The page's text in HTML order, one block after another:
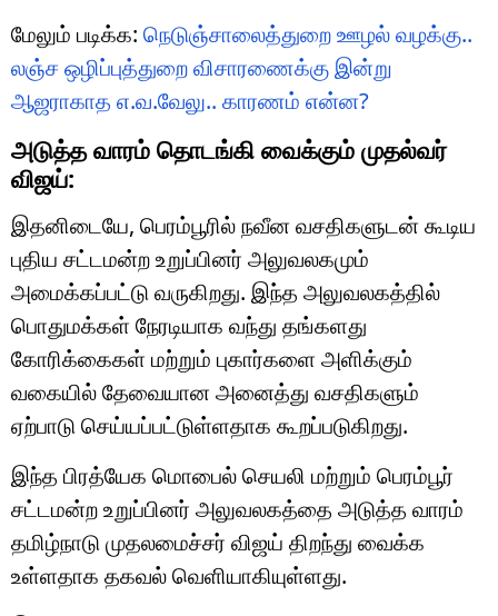
மேலும் படிக்க: நெடுஞ்சாலைத்துறை ஊழல் வழக்கு..
லஞ்ச ஒழிப்புத்துறை விசாரணைக்கு இன்று
ஆஜராகாத எ.வ.வேலு.. காரணம் என்ன?
அடுத்த வாரம் தொடங்கி வைக்கும் முதல்வர்
விஜய்:
இதனிடையே, பெரம்பூரில் நவீன வசதிகளுடன் கூடிய
புதிய சட்டமன்ற உறுப்பினர் அலுவலகமும்
அமைக்கப்பட்டு வருகிறது. இந்த அலுவலகத்தில்
பொதுமக்கள் நேரடியாக வந்து தங்களது
கோரிக்கைகள் மற்றும் புகார்களை அளிக்கும்
வகையில் தேவையான அனைத்து வசதிகளும்
ஏற்பாடு செய்யப்பட்டுள்ளதாக கூறப்படுகிறது.
இந்த பிரத்யேக மொபைல் செயலி மற்றும் பெரம்பூர்
சட்டமன்ற உறுப்பினர் அலுவலகத்தை அடுத்த வாரம்
தமிழ்நாடு முதலமைச்சர் விஜய் திறந்து வைக்க
உள்ளதாக தகவல் வெளியாகியுள்ளது.